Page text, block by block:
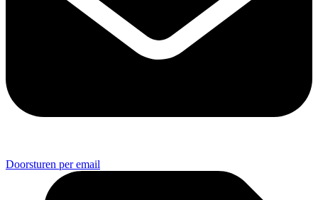
Doorsturen per email